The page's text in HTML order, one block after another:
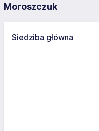
Moroszczuk
Siedziba główna